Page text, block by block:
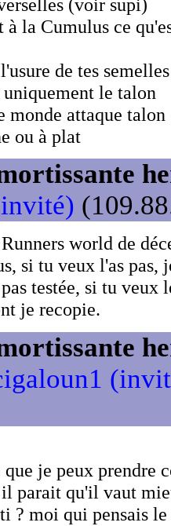
la Cumulus ce
de tes
le talon
monde attaque
ou à plat
world de
si tu veux l'as pas,
testée, si tu veux
je recopie.
je peux prendre
il parait qu'il vaut
? moi qui pensais